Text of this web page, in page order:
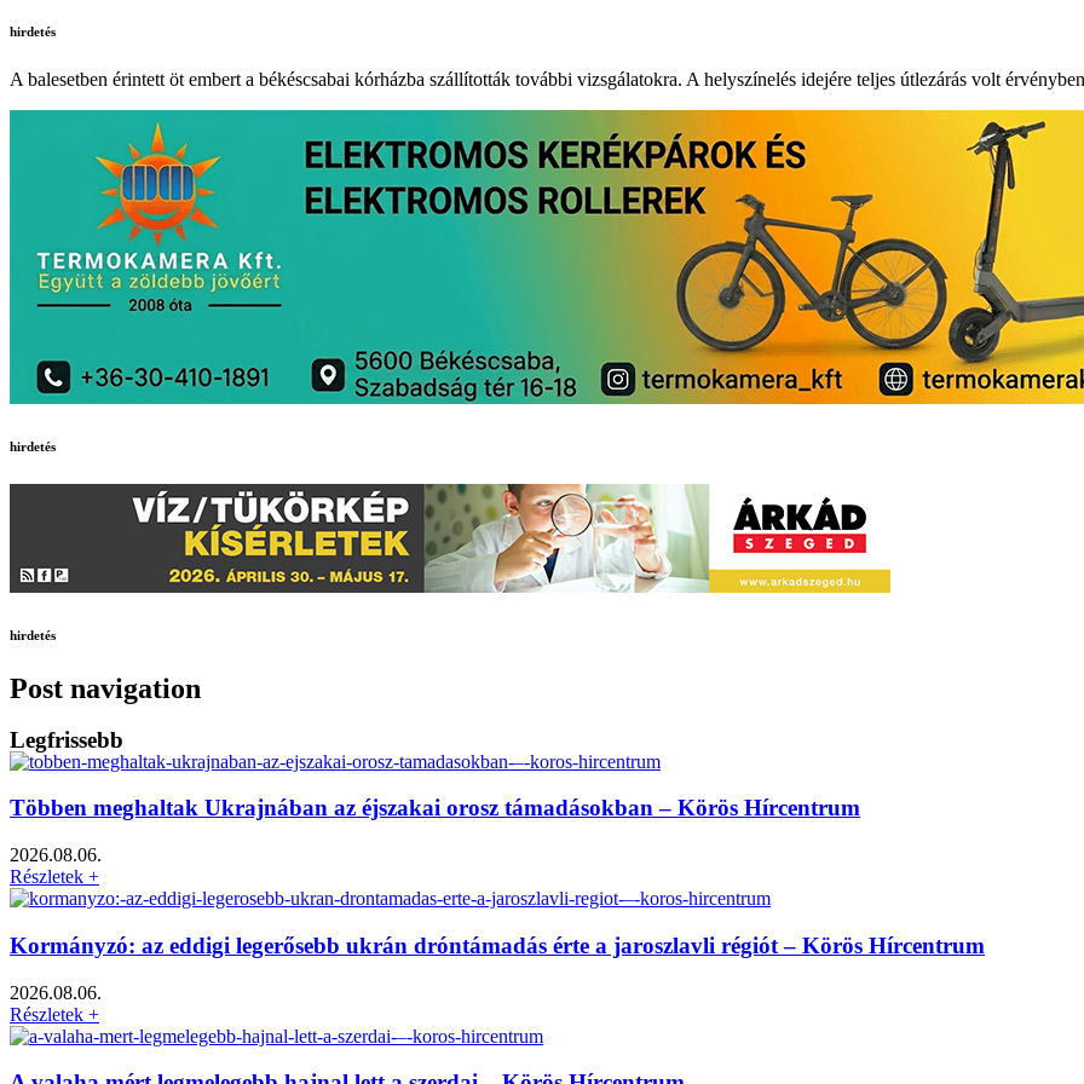
hirdetés
A balesetben érintett öt embert a békéscsabai kórházba szállították további vizsgálatokra. A helyszínelés idejére teljes útlezárás volt
hirdetés
hirdetés
Post navigation
Legfrissebb
Többen meghaltak Ukrajnában az éjszakai orosz támadásokban – Körös Hírcentrum
2026.08.06.
Részletek +
Kormányzó: az eddigi legerősebb ukrán dróntámadás érte a jaroszlavli régiót – Körös Hírcentrum
2026.08.06.
Részletek +